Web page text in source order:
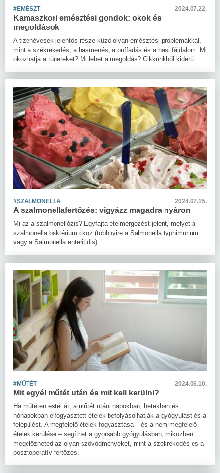
#EMÉSZT 2024.07.22.
Kamaszkori emésztési gondok: okok és
megoldások
A tizenévesek jelentős része küzd olyan emésztési problémákkal,
mint a székrekedés, a hasmenés, a puffadás és a hasi fájdalom. Mi
okozhatja a tüneteket? Mi lehet a megoldás? Cikkünkből kiderül.
#SZALMONELLA 2024.07.15.
A szalmonellafertőzés: vigyázz magadra nyáron
Mi az a szalmonellózis? Egyfajta ételmérgezést jelent, melyet a
szalmonella baktérium okoz (többnyire a Salmonella typhimurium
vagy a Salmonella enteritidis).
#MŰTÉT 2024.06.10.
Mit egyél műtét után és mit kell kerülni?
Ha műtéten estél át, a műtét utáni napokban, hetekben és
hónapokban elfogyasztott ételek befolyásolhatják a gyógyulást és a
felépülést. A megfelelő ételek fogyasztása – és a nem megfelelő
ételek kerülése – segíthet a gyorsabb gyógyulásban, miközben
megelőzheted az olyan szövődményeket, mint a székrekedés és a
posztoperatív fertőzés.